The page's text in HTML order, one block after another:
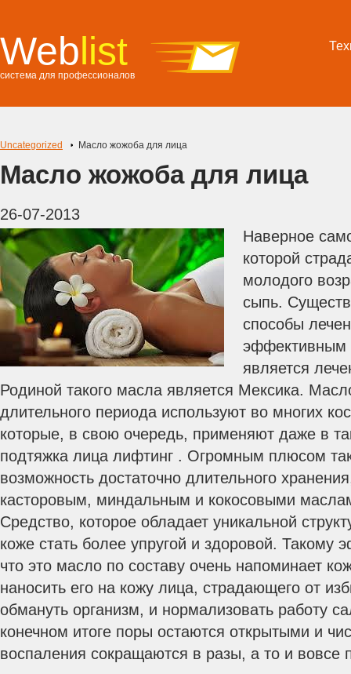
Weblist
система для профессионалов
Uncategorized Масло жожоба для лица
Масло жожоба для лица
26-07-2013
Наверное
которой
молодого
сыпь.
способы
эффективным
является
Родиной такого масла является Мексика.
длительного периода используют во многих
которые, в свою очередь, применяют даже в
подтяжка лица лифтинг . Огромным плюсом
возможность достаточно длительного
касторовым, миндальным и кокосовыми
Средство, которое обладает уникальной
коже стать более упругой и здоровой. Такому
что это масло по составу очень напоминает
наносить его на кожу лица, страдающего от
обмануть организм, и нормализовать работу
конечном итоге поры остаются открытыми и
воспаления сокращаются в разы, а то и вовсе